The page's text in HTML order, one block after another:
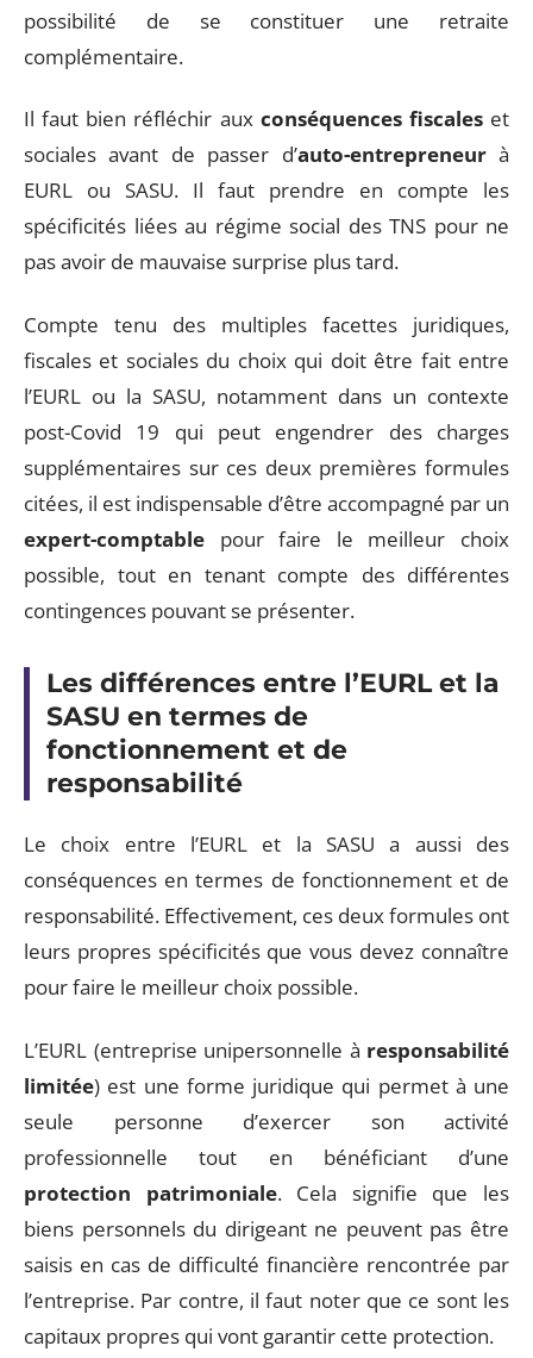
possibilité de se constituer une retraite
complémentaire.
Il faut bien réfléchir aux conséquences fiscaleset
sociales avant de passer d’auto-entrepreneurà
EURL ou SASU. Il faut prendre en compte les
spécificités liées au régime social des TNS pour ne
pas avoir de mauvaise surprise plus tard.
Compte tenu des multiples facettes juridiques,
fiscales et sociales du choix qui doit être fait entre
l’EURL ou la SASU, notamment dans un contexte
post-Covid 19 qui peut engendrer des charges
supplémentaires sur ces deux premières formules
citées, il est indispensable d’être accompagné par un
expert-comptable pour faire le meilleur choix
possible, tout en tenant compte des différentes
contingences pouvant se présenter.
Les différences entre l’EURL et la
SASU en termes de
fonctionnement et de
responsabilité
Le choix entre l’EURL et la SASU a aussi des
conséquences en termes de fonctionnement et de
responsabilité. Effectivement, ces deux formules ont
leurs propres spécificités que vous devez connaître
pour faire le meilleur choix possible.
L’EURL (entreprise unipersonnelle à responsabilité
limitée) est une forme juridique qui permet à une
seule personne d’exercer son activité
professionnelle tout en bénéficiant d’une
protection patrimoniale. Cela signifie que les
biens personnels du dirigeant ne peuvent pas être
saisis en cas de difficulté financière rencontrée par
l’entreprise. Par contre, il faut noter que ce sont les
capitaux propres qui vont garantir cette protection.